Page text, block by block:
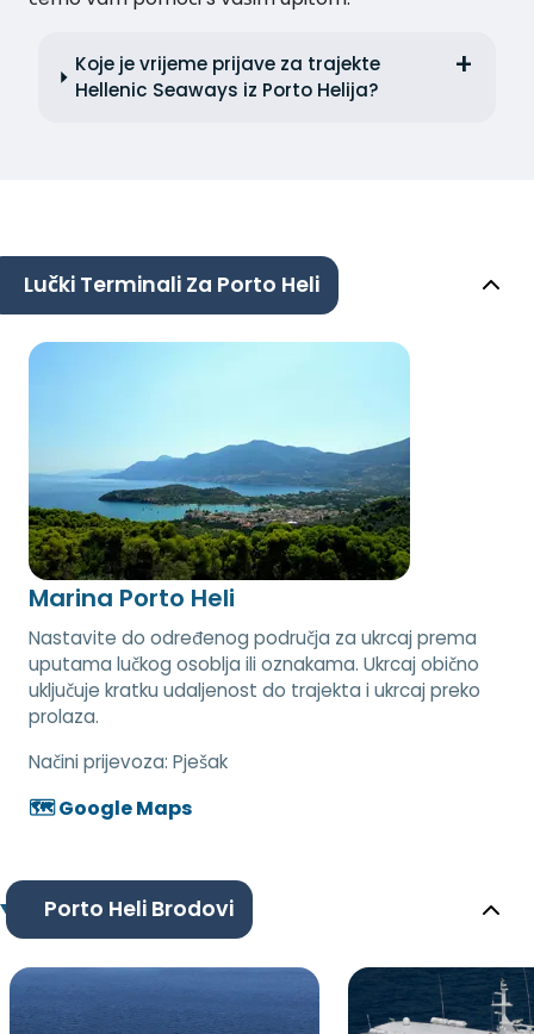
Koje je vrijeme prijave za trajekte
Hellenic Seaways iz Porto Helija?
Lučki Terminali Za Porto Heli
Marina Porto Heli
Nastavite do određenog područja za ukrcaj prema
uputama lučkog osoblja ili oznakama. Ukrcaj obično
uključuje kratku udaljenost do trajekta i ukrcaj preko
prolaza.
Načini prijevoza: Pješak
🗺️ Google Maps
Porto Heli Brodovi